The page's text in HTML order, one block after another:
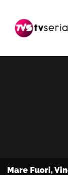
navigazione
contenuto
barra
primaria
Mare Fuori,